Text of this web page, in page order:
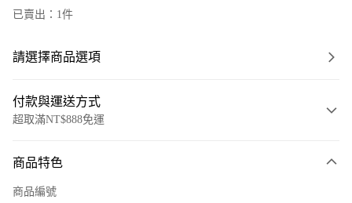
已賣出：1件
請選擇商品選項
付款與運送方式
超取滿NT$888免運
信用卡一次付款
商品特色
商品編號